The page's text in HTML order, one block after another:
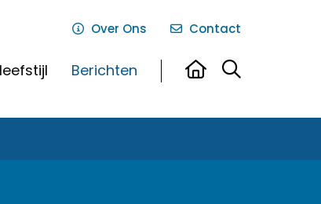
Over Ons Contact
Berichten